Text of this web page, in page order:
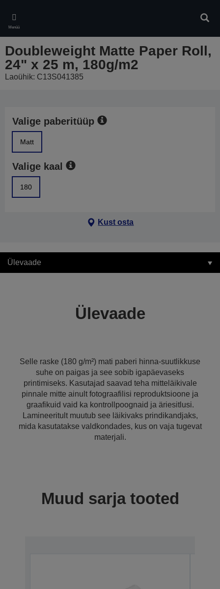
main
content
Menüü
Doubleweight Matte Paper Roll,
24" x 25 m, 180g/m2
Laoühik: C13S041385
Valige paberitüüp
Matt
Valige kaal
180
Kust osta
Ülevaade
Ülevaade
Selle raske (180 g/m²) mati paberi hinna-suutlikkuse
suhe on paigas ja see sobib igapäevaseks
printimiseks. Kasutajad saavad teha mitteläikivale
pinnale mitte ainult fotograafilisi reproduktsioone ja
graafikuid vaid ka kontrollpoognaid ja äriesitlusi.
Lamineeritult muutub see läikivaks prindikandjaks,
mida kasutatakse valdkondades, kus on vaja tugevat
materjali.
Muud sarja tooted